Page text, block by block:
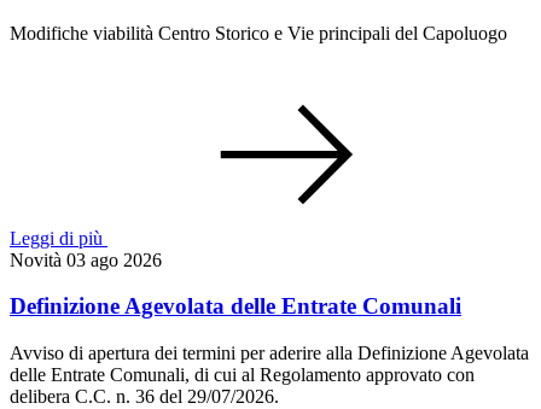
Modifiche viabilità Centro Storico e Vie principali del Capoluogo
Leggi di più
Novità 03 ago 2026
Definizione Agevolata delle Entrate Comunali
Avviso di apertura dei termini per aderire alla Definizione Agevolata
delle Entrate Comunali, di cui al Regolamento approvato con
delibera C.C. n. 36 del 29/07/2026.